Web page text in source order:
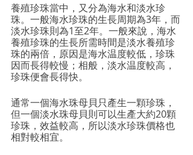
養殖珍珠當中，又分為海水和淡水珍
珠。一般海水珍珠的生長周期為3年，而
淡水珍珠則為1至2年。一般來說，海水
養殖珍珠的生長所需時間是淡水養殖珍
珠的兩倍，原因是海水温度較低，珍珠
因而長得較慢；相般，淡水温度較高，
珍珠便會長得快。
通常一個海水珠母貝只產生一顆珍珠，
但一個淡水珠母貝則可以生產大約20顆
珍珠，效益較高，所以淡水珍珠價格也
相對較相宜。